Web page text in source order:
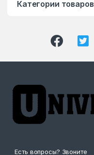
Категории товаров
Есть вопросы? Звоните